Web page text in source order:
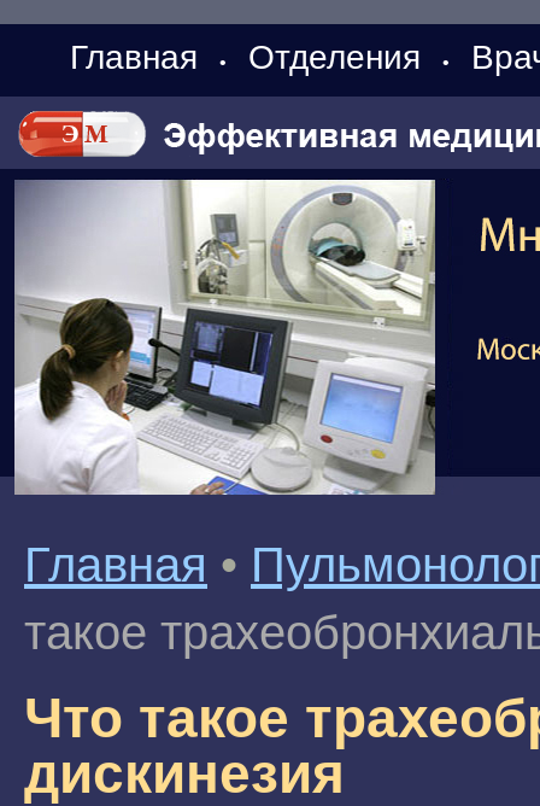
Главная • Отделения •
Главная •
такое
Что такое
дискинезия